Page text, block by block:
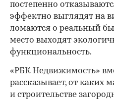
постепенно
эффектно выглядят на
ломаются о реальный
место выходят
функциональность.
«РБК Недвижимость»
рассказывает, от каких
и строительстве